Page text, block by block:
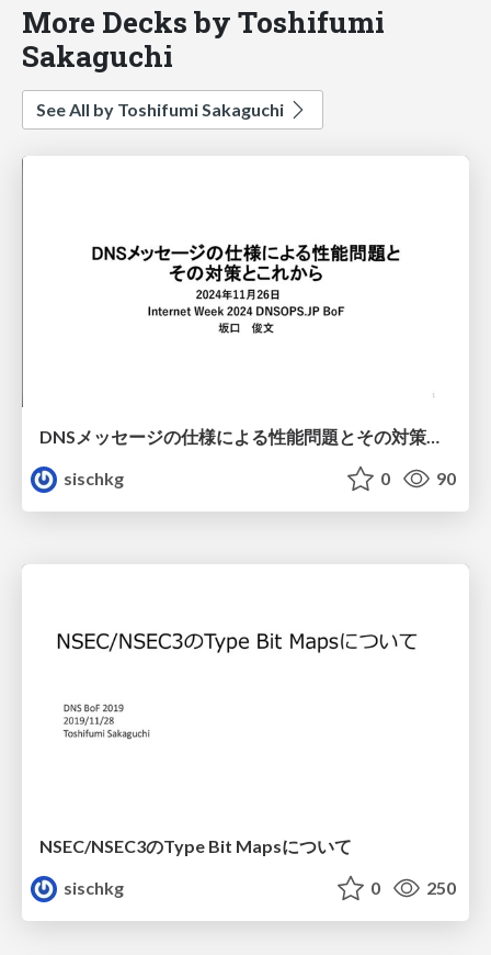
More Decks by Toshifumi
Sakaguchi
See All by Toshifumi Sakaguchi
DNSメッセージの仕様による性能問題とその対策とこれから
sischkg
0 90
NSEC/NSEC3のType Bit Mapsについて
sischkg
0 250